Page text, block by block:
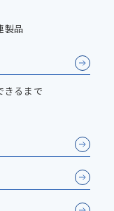
製品
きるまで